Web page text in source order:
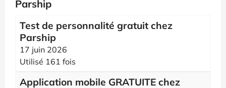
Parship
Test de personnalité gratuit chez
Parship
17 juin 2026
Utilisé 161 fois
Application mobile GRATUITE chez